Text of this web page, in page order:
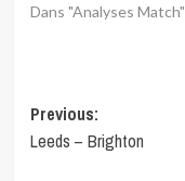
Dans "Analyses Match"
Post
navigation
Previous:
Leeds – Brighton